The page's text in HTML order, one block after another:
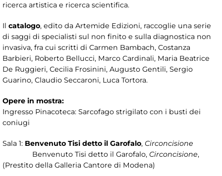
ricerca artistica e ricerca scientifica.
Il catalogo, edito da Artemide Edizioni, raccoglie una serie
di saggi di specialisti sul non finito e sulla diagnostica non
invasiva, fra cui scritti di Carmen Bambach, Costanza
Barbieri, Roberto Bellucci, Marco Cardinali, Maria Beatrice
De Ruggieri, Cecilia Frosinini, Augusto Gentili, Sergio
Guarino, Claudio Seccaroni, Luca Tortora.
Opere in mostra:
Ingresso Pinacoteca: Sarcofago strigilato con i busti dei
coniugi
Sala 1: Benvenuto Tisi detto il Garofalo, Circoncisione
Benvenuto Tisi detto il Garofalo, Circoncisione,
(Prestito della Galleria Cantore di Modena)